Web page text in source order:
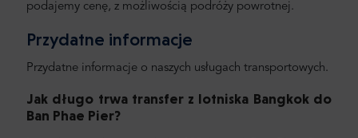
podajemy cenę, z możliwością podróży powrotnej.
Przydatne informacje
Przydatne informacje o naszych usługach transportowych.
Jak długo trwa transfer z lotniska Bangkok do
Ban Phae Pier?